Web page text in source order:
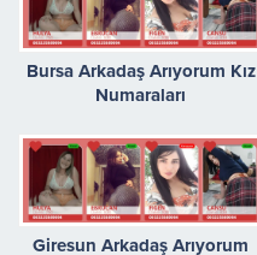
Bursa Arkadaş Arıyorum Kız
Numaraları
Giresun Arkadaş Arıyorum